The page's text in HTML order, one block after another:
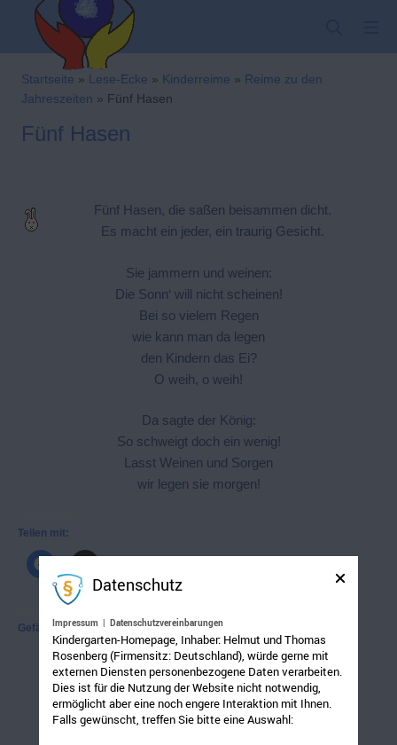
springen
Kindergarten-
Startseite » Lese-Ecke » Kinderreime » Reime zu den
Jahreszeiten » Fünf Hasen
Fünf Hasen
Fünf Hasen, die saßen beisammen dicht.
Es macht ein jeder, ein traurig Gesicht.
Sie jammern und weinen:
Die Sonn‘ will nicht scheinen!
Bei so vielem Regen
wie kann man da legen
den Kindern das Ei?
O weih, o weih!
Da sagte der König:
So schweigt doch ein wenig!
Lasst Weinen und Sorgen
wir legen sie morgen!
Teilen mit:
Gefällt mir:
Datenschutz
Impressum | Datenschutzvereinbarungen
Kindergarten-Homepage, Inhaber: Helmut und Thomas
Rosenberg (Firmensitz: Deutschland), würde gerne mit
externen Diensten personenbezogene Daten verarbeiten.
Dies ist für die Nutzung der Website nicht notwendig,
ermöglicht aber eine noch engere Interaktion mit Ihnen.
Falls gewünscht, treffen Sie bitte eine Auswahl: